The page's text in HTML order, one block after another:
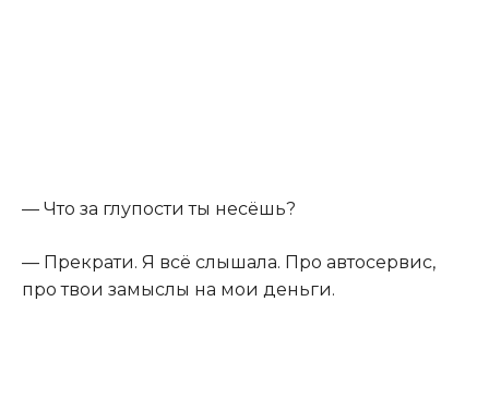
— Что за глупости ты несёшь?
— Прекрати. Я всё слышала. Про автосервис,
про твои замыслы на мои деньги.